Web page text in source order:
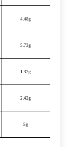
4.48g
5.73g
1.32g
2.42g
5g